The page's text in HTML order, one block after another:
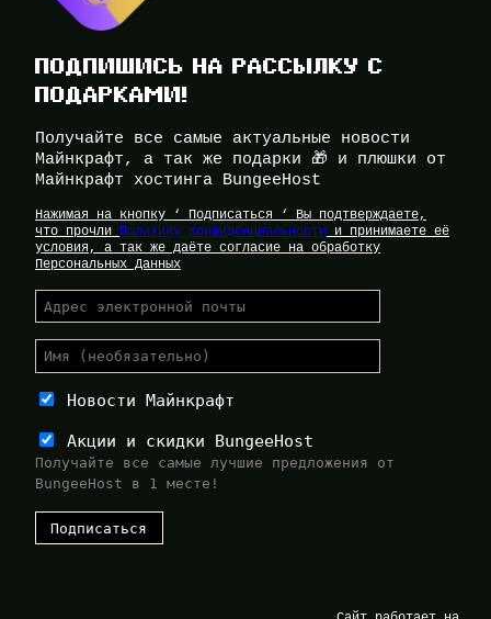
ПОДПИШИСЬ НА РАССЫЛКУ С
ПОДАРКАМИ!
Получайте все самые актуальные новости
Майнкрафт, а так же подарки 🎁 и плюшки от
Майнкрафт хостинга BungeeHost
Нажимая на кнопку ‘ Подписаться ‘ Вы подтверждаете,
что прочли Политику Конфиденциальности и принимаете её
условия, а так же даёте согласие на обработку
Персональных Данных
Новости Майнкрафт
Акции и скидки BungeeHost
Получайте все самые лучшие предложения от
BungeeHost в 1 месте!